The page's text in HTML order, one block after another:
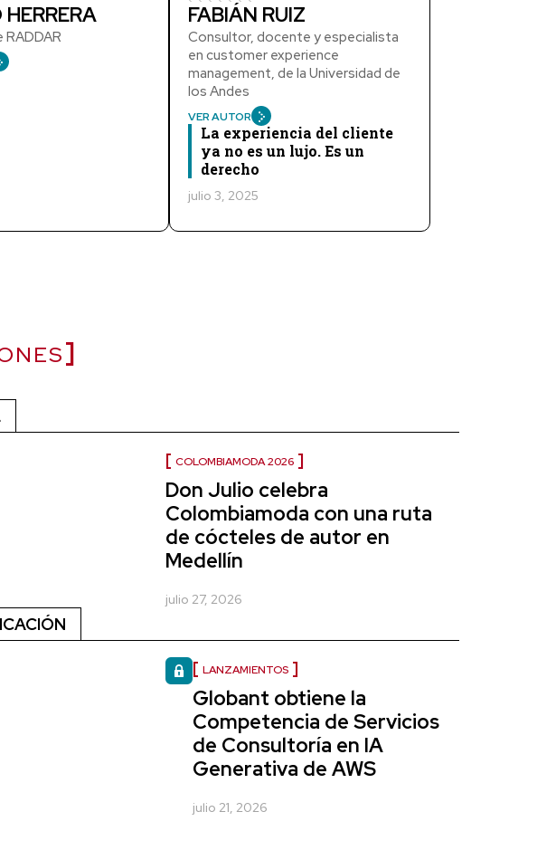
RADDAR
FABIÁN RUIZ
Consultor, docente y especialista
en customer experience
management, de la Universidad de
los Andes
VER AUTOR
La experiencia del cliente
ya no es un lujo. Es un
derecho
julio 3, 2025
COLOMBIAMODA 2026
Don Julio celebra
Colombiamoda con una ruta
de cócteles de autor en
Medellín
julio 27, 2026
LANZAMIENTOS
Globant obtiene la
Competencia de Servicios
de Consultoría en IA
Generativa de AWS
julio 21, 2026